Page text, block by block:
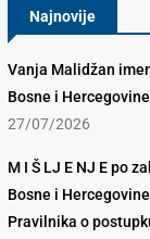
Najnovije
Vanja Malidžan
Bosne i Hercegovine
27/07/2026
M I Š LJ E NJ E po
Bosne i
Pravilnika o